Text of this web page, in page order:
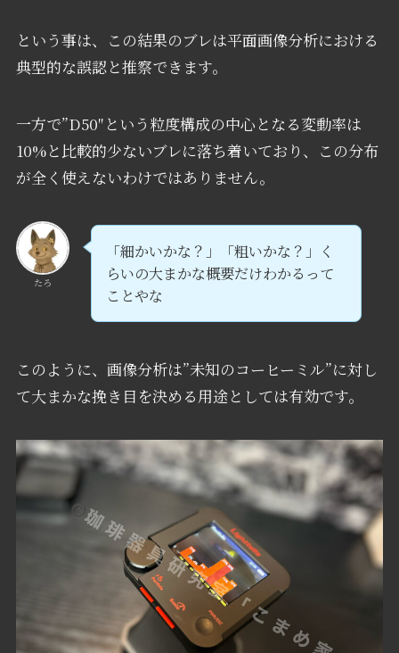
という事は、この結果のブレは平面画像分析における
典型的な誤認と推察できます。
一方で”D50″という粒度構成の中心となる変動率は
10%と比較的少ないブレに落ち着いており、この分布
が全く使えないわけではありません。
たろ
「細かいかな？」「粗いかな？」く
らいの大まかな概要だけわかるって
ことやな
このように、画像分析は”未知のコーヒーミル”に対し
て大まかな挽き目を決める用途としては有効です。